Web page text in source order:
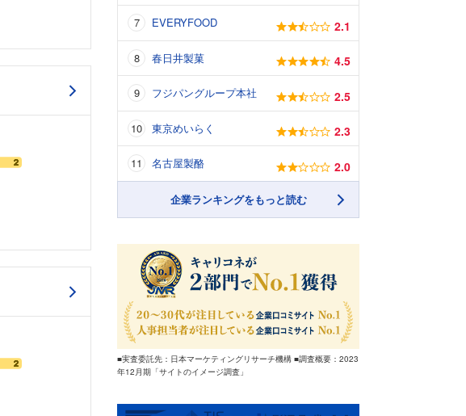
EVERYFOOD 2.1
春日井製菓 4.5
フジパングループ本社 2.5
東京めいらく 2.3
名古屋製酪 2.0
企業ランキングをもっと読む
■実査委託先：日本マーケティングリサーチ機構 ■調査概要：2023
年12月期「サイトのイメージ調査」